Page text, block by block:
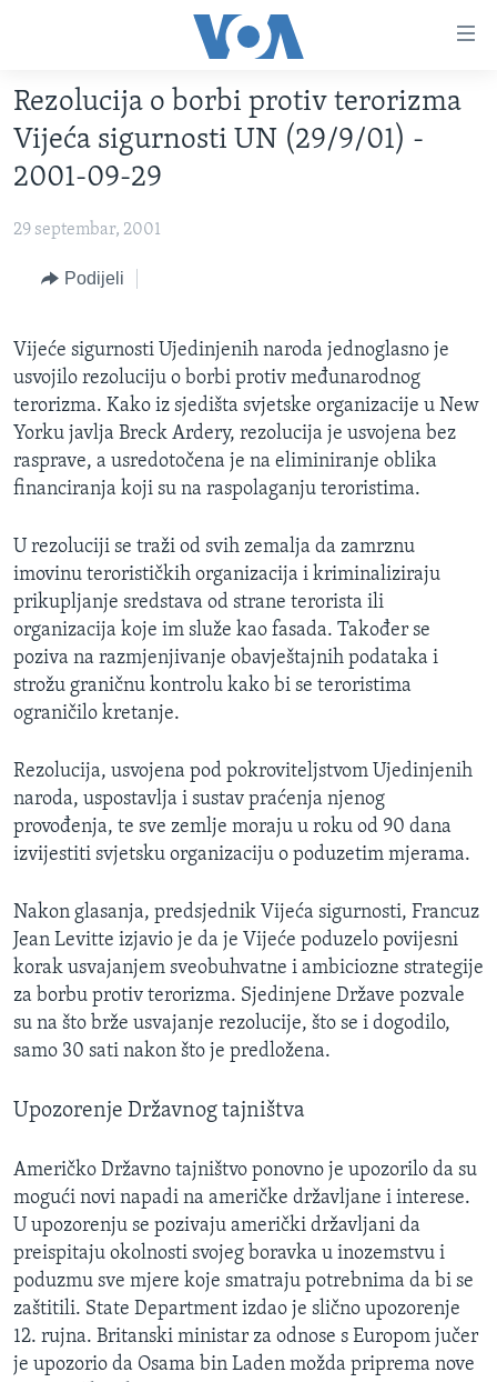
glavni
sadržaj
Pređi
na
glavnu
navigaciju
TV PROGRAM
VIDEO
VIJESTI
SJEDINJENE AMERIČKE DRŽAVE
SVIJET
NAUKA I TEHNOLOGIJA
KORUPCIJA
SLOBODA MEDIJA
ŽENSKA STRANA
IZBJEGLIČKA STRANA
O GLASU AMERIKE
Learning English
PRATITE NAS
Jezici
Rezolucija o borbi protiv terorizma
Vijeća sigurnosti UN (29/9/01) -
2001-09-29
29 septembar, 2001
Podijeli
Vijeće sigurnosti Ujedinjenih naroda jednoglasno je
usvojilo rezoluciju o borbi protiv međunarodnog
terorizma. Kako iz sjedišta svjetske organizacije u New
Yorku javlja Breck Ardery, rezolucija je usvojena bez
rasprave, a usredotočena je na eliminiranje oblika
financiranja koji su na raspolaganju teroristima.
U rezoluciji se traži od svih zemalja da zamrznu
imovinu terorističkih organizacija i kriminaliziraju
prikupljanje sredstava od strane terorista ili
organizacija koje im služe kao fasada. Također se
poziva na razmjenjivanje obavještajnih podataka i
strožu graničnu kontrolu kako bi se teroristima
ograničilo kretanje.
Rezolucija, usvojena pod pokroviteljstvom Ujedinjenih
naroda, uspostavlja i sustav praćenja njenog
provođenja, te sve zemlje moraju u roku od 90 dana
izvijestiti svjetsku organizaciju o poduzetim mjerama.
Nakon glasanja, predsjednik Vijeća sigurnosti, Francuz
Jean Levitte izjavio je da je Vijeće poduzelo povijesni
korak usvajanjem sveobuhvatne i ambiciozne strategije
za borbu protiv terorizma. Sjedinjene Države pozvale
su na što brže usvajanje rezolucije, što se i dogodilo,
samo 30 sati nakon što je predložena.
Upozorenje Državnog tajništva
Američko Državno tajništvo ponovno je upozorilo da su
mogući novi napadi na američke državljane i interese.
U upozorenju se pozivaju američki državljani da
preispitaju okolnosti svojeg boravka u inozemstvu i
poduzmu sve mjere koje smatraju potrebnima da bi se
zaštitili. State Department izdao je slično upozorenje
12. rujna. Britanski ministar za odnose s Europom jučer
je upozorio da Osama bin Laden možda priprema nove